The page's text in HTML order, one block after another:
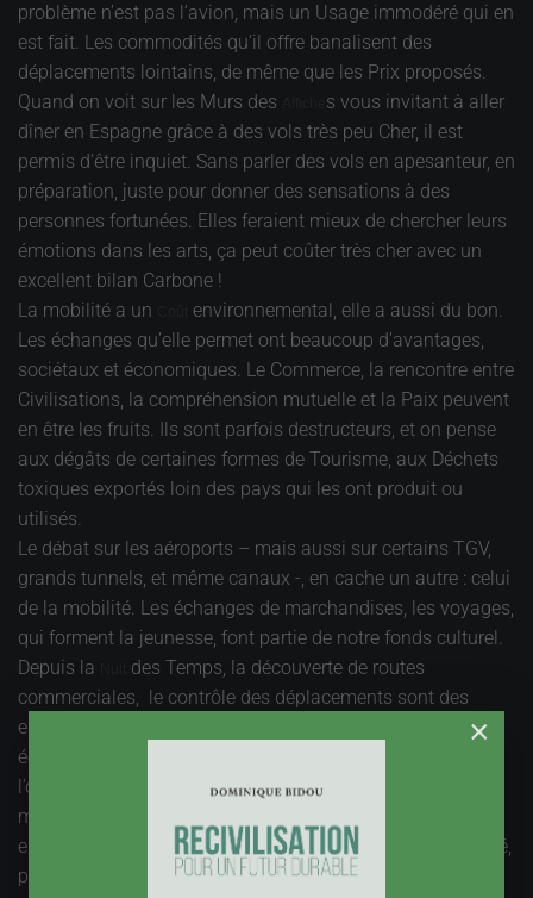
problème n’est pas l’avion, mais un Usage immodéré qui en
est fait. Les commodités qu’il offre banalisent des
déplacements lointains, de même que les Prix proposés.
Quand on voit sur les Murs des
s vous invitant à aller
dîner en Espagne grâce à des vols très peu Cher, il est
permis d’être inquiet. Sans parler des vols en apesanteur, en
préparation, juste pour donner des sensations à des
personnes fortunées. Elles feraient mieux de chercher leurs
émotions dans les arts, ça peut coûter très cher avec un
excellent bilan Carbone !
La mobilité a un
environnemental, elle a aussi du bon.
Les échanges qu’elle permet ont beaucoup d’avantages,
sociétaux et économiques. Le Commerce, la rencontre entre
Civilisations, la compréhension mutuelle et la Paix peuvent
en être les fruits. Ils sont parfois destructeurs, et on pense
aux dégâts de certaines formes de Tourisme, aux Déchets
toxiques exportés loin des pays qui les ont produit ou
utilisés.
Le débat sur les aéroports – mais aussi sur certains TGV,
grands tunnels, et même canaux -, en cache un autre : celui
de la mobilité. Les échanges de marchandises, les voyages,
qui forment la jeunesse, font partie de notre fonds culturel.
Depuis la
des Temps, la découverte de routes
commerciales, le contrôle des déplacements sont des
enjeux Politiques majeurs, avec des dimensions
économiques et culturelles évidentes. C’était du temps où
l’on croyait que le monde était infini. Dans notre monde
moderne, où nous savons que ce n’est pas le cas, il faut
engager une réflexion sur le rôle de la mobilité. La mobilité,
pourquoi faire, à quel prix, y a-t-il des Limites à ne pas
×